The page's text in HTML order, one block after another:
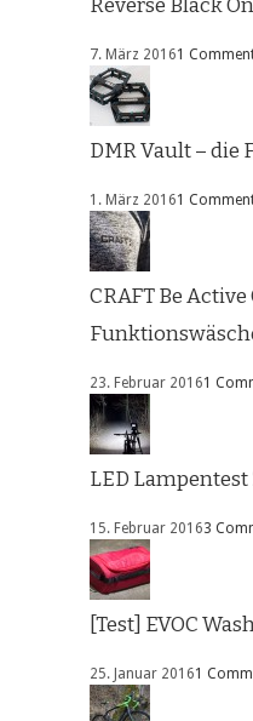
Reverse Black
7. März 20161
DMR Vault – die
1. März 20161
CRAFT Be
23. Februar 20161
LED Lampentest
15. Februar 20163
[Test] EVOC
25. Januar 20161